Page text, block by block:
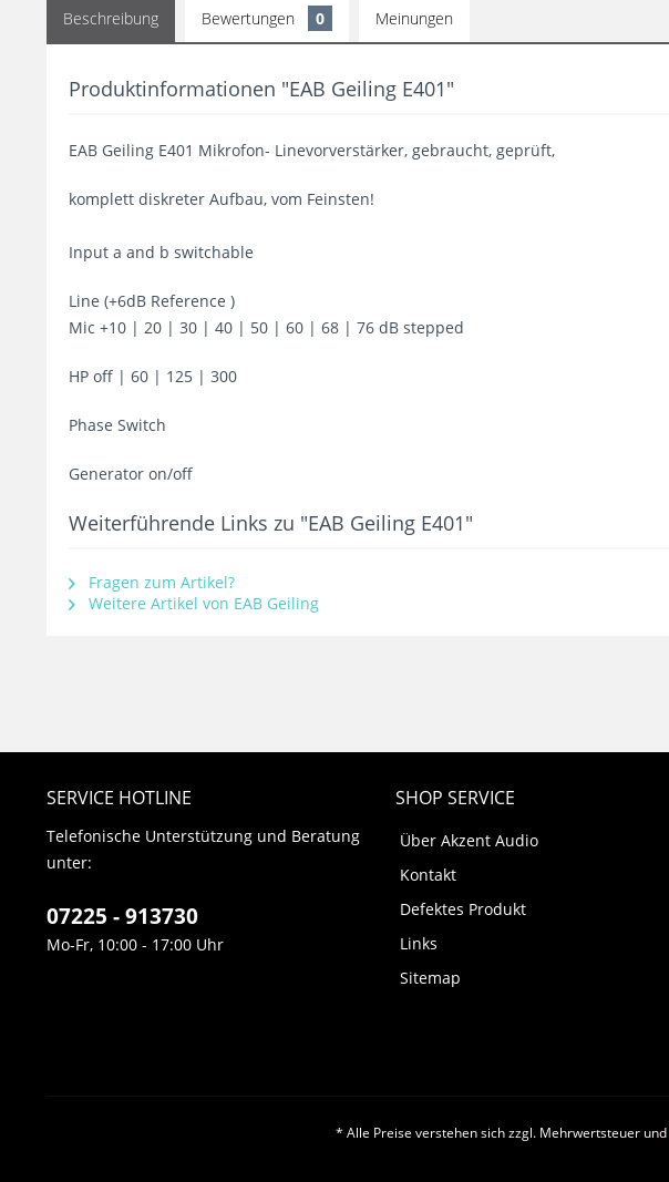
Beschreibung Bewertungen 0 Meinungen
Produktinformationen "EAB Geiling E401"
EAB Geiling E401 Mikrofon- Linevorverstärker, gebraucht, geprüft,
komplett diskreter Aufbau, vom Feinsten!
Input a and b switchable
Line (+6dB Reference )
Mic +10 | 20 | 30 | 40 | 50 | 60 | 68 | 76 dB stepped
HP off | 60 | 125 | 300
Phase Switch
Generator on/off
Weiterführende Links zu "EAB Geiling E401"
Fragen zum Artikel?
Weitere Artikel von EAB Geiling
SERVICE HOTLINE
Telefonische Unterstützung und Beratung
unter:
07225 - 913730
Mo-Fr, 10:00 - 17:00 Uhr
SHOP SERVICE
Über Akzent Audio
Kontakt
Defektes Produkt
Links
Sitemap
* Alle Preise verstehen sich zzgl. Mehrwertsteuer und